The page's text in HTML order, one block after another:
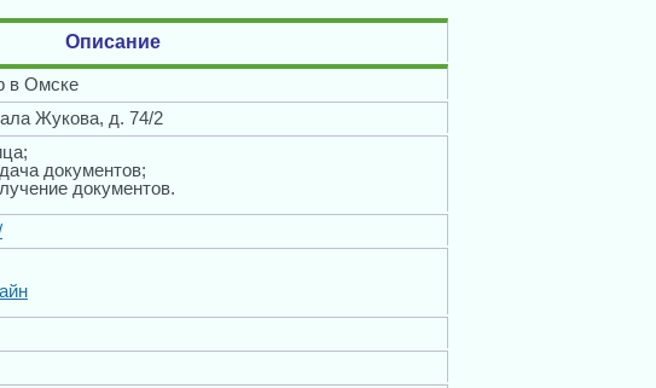
Описание
в Омске
Жукова, д. 74/2
документов;
документов.